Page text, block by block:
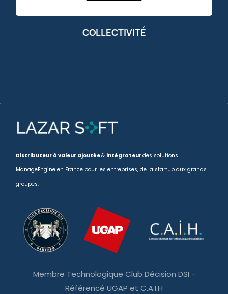
COLLECTIVITÉ
Distributeur à valeur ajoutée& intégrateurdes solutions
ManageEngine en France pour les entreprises, de la startup aux grands
groupes.
Membre Technologique Club Décision DSI -
Référencé UGAP et C.A.I.H